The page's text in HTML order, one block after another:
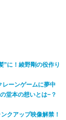
”に！綾野剛の役作り
ーンゲームに夢中
堂本の想いとは−？
クアップ映像解禁！